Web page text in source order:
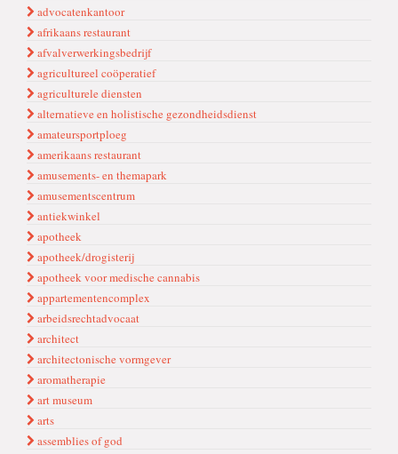
advocatenkantoor
afrikaans restaurant
afvalverwerkingsbedrijf
agricultureel coöperatief
agriculturele diensten
alternatieve en holistische gezondheidsdienst
amateursportploeg
amerikaans restaurant
amusements- en themapark
amusementscentrum
antiekwinkel
apotheek
apotheek/drogisterij
apotheek voor medische cannabis
appartementencomplex
arbeidsrechtadvocaat
architect
architectonische vormgever
aromatherapie
art museum
arts
assemblies of god